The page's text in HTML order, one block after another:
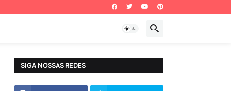
SIGA NOSSAS REDES